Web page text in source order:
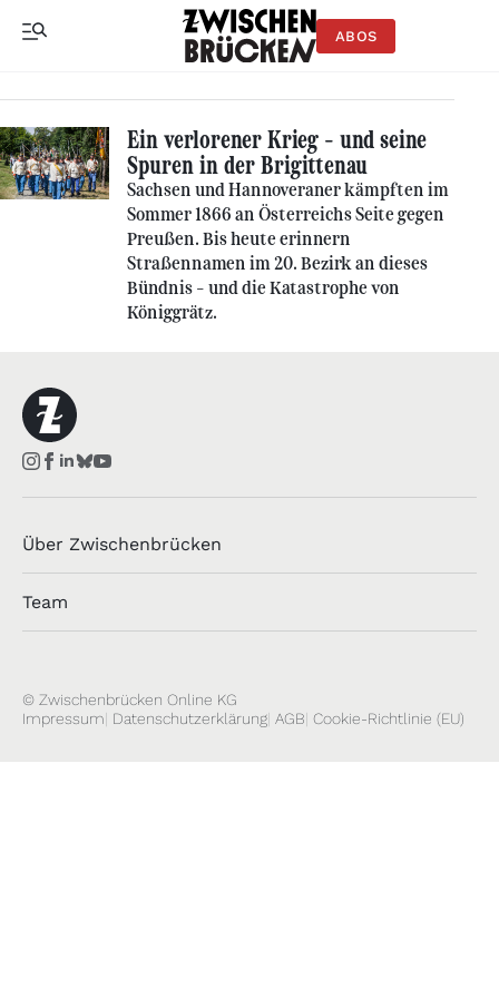
ABOS
Ein verlorener Krieg – und seine
Spuren in der Brigittenau
Sachsen und Hannoveraner kämpften im
Sommer 1866 an Österreichs Seite gegen
Preußen. Bis heute erinnern
Straßennamen im 20. Bezirk an dieses
Bündnis – und die Katastrophe von
Königgrätz.
Über Zwischenbrücken
Team
© Zwischenbrücken Online KG
Impressum Datenschutzerklärung AGB Cookie-Richtlinie (EU)